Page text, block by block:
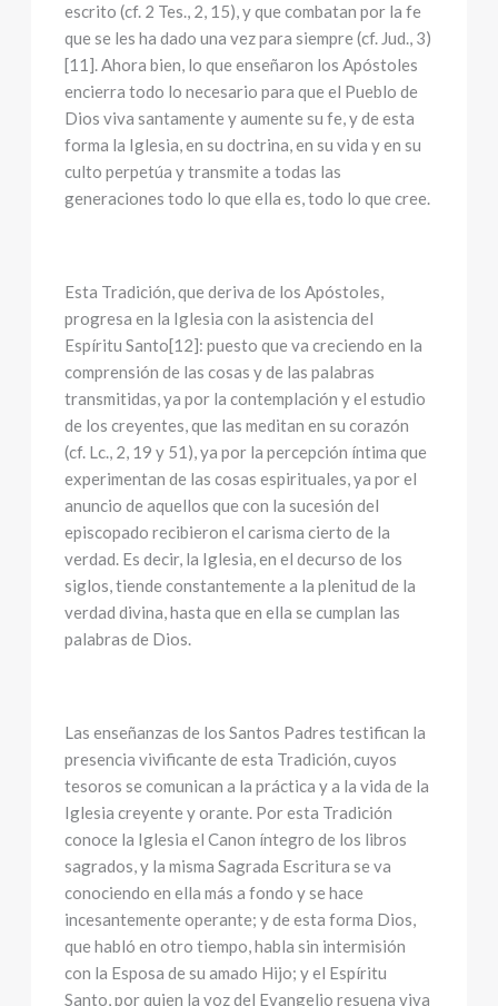
escrito (cf. 2 Tes., 2, 15), y que combatan por la fe
que se les ha dado una vez para siempre (cf. Jud., 3)
[11]. Ahora bien, lo que enseñaron los Apóstoles
encierra todo lo necesario para que el Pueblo de
Dios viva santamente y aumente su fe, y de esta
forma la Iglesia, en su doctrina, en su vida y en su
culto perpetúa y transmite a todas las
generaciones todo lo que ella es, todo lo que cree.
Esta Tradición, que deriva de los Apóstoles,
progresa en la Iglesia con la asistencia del
Espíritu Santo[12]: puesto que va creciendo en la
comprensión de las cosas y de las palabras
transmitidas, ya por la contemplación y el estudio
de los creyentes, que las meditan en su corazón
(cf. Lc., 2, 19 y 51), ya por la percepción íntima que
experimentan de las cosas espirituales, ya por el
anuncio de aquellos que con la sucesión del
episcopado recibieron el carisma cierto de la
verdad. Es decir, la Iglesia, en el decurso de los
siglos, tiende constantemente a la plenitud de la
verdad divina, hasta que en ella se cumplan las
palabras de Dios.
Las enseñanzas de los Santos Padres testifican la
presencia vivificante de esta Tradición, cuyos
tesoros se comunican a la práctica y a la vida de la
Iglesia creyente y orante. Por esta Tradición
conoce la Iglesia el Canon íntegro de los libros
sagrados, y la misma Sagrada Escritura se va
conociendo en ella más a fondo y se hace
incesantemente operante; y de esta forma Dios,
que habló en otro tiempo, habla sin intermisión
con la Esposa de su amado Hijo; y el Espíritu
Santo, por quien la voz del Evangelio resuena viva